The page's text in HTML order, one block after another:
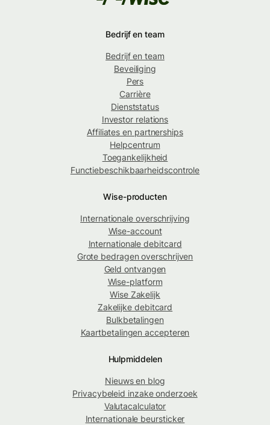
Bedrijf en team
Bedrijf en team
Beveiliging
Pers
Carrière
Dienststatus
Investor relations
Affiliates en partnerships
Helpcentrum
Toegankelijkheid
Functiebeschikbaarheidscontrole
Wise-producten
Internationale overschrijving
Wise-account
Internationale debitcard
Grote bedragen overschrijven
Geld ontvangen
Wise-platform
Wise Zakelijk
Zakelijke debitcard
Bulkbetalingen
Kaartbetalingen accepteren
Hulpmiddelen
Nieuws en blog
Privacybeleid inzake onderzoek
Valutacalculator
Internationale beursticker